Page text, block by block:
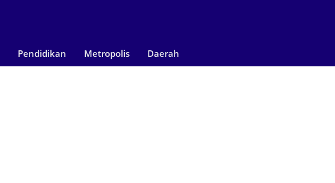
Pendidikan Metropolis Daerah